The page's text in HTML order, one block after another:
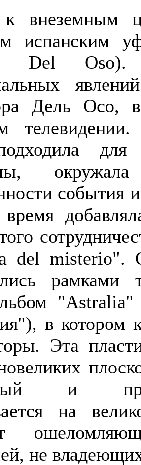
к внеземным
испанским
Del Oso).
Дель Осо,
для
события
del misterio".
"Astralia"
в котором
Эта
и
на
не